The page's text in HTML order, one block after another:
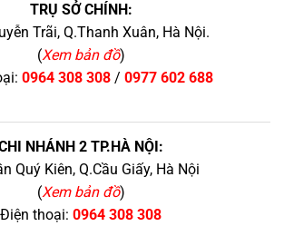
TRỤ SỞ CHÍNH:
Trãi, Q.Thanh Xuân, Hà Nội.
(Xem bản đồ)
0964 308 308/ 0977 602 688
NHÁNH 2 TP.HÀ NỘI:
Quý Kiên, Q.Cầu Giấy, Hà Nội
(Xem bản đồ)
Điện thoại: 0964 308 308